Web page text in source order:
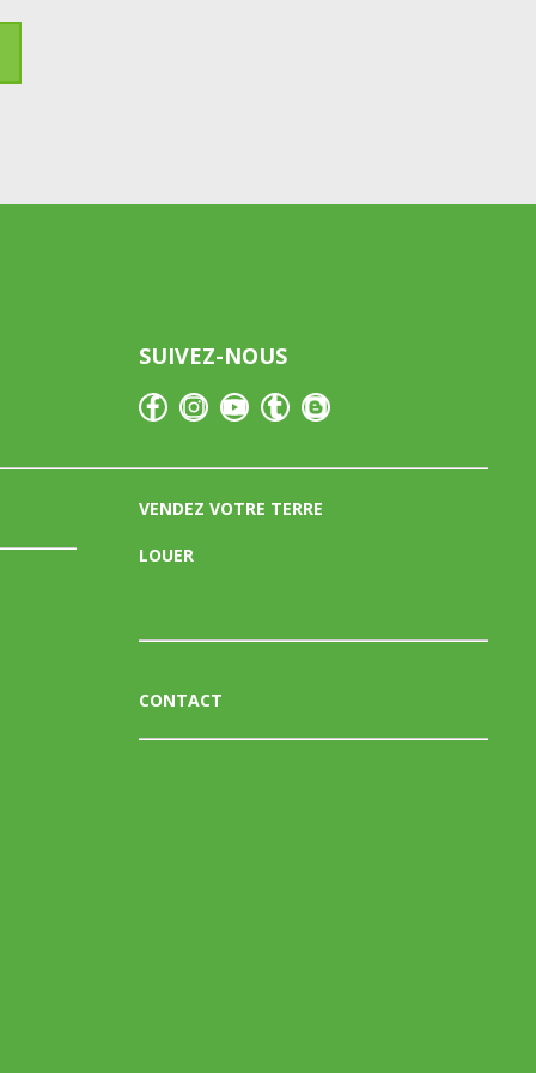
SUIVEZ-NOUS
VENDEZ VOTRE TERRE
LOUER
CONTACT